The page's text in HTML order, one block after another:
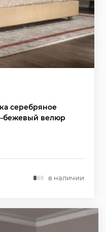
серебряное
бежевый велюр
в наличии